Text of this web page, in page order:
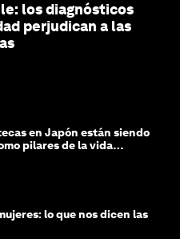
los diagnósticos
perjudican a las
en Japón están siendo
pilares de la vida
lo que nos dicen las